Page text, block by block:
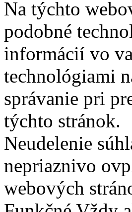
Na týchto
podobné
informácií vo
technológiami
správanie pri
týchto stránok.
Neudelenie
nepriaznivo
webových